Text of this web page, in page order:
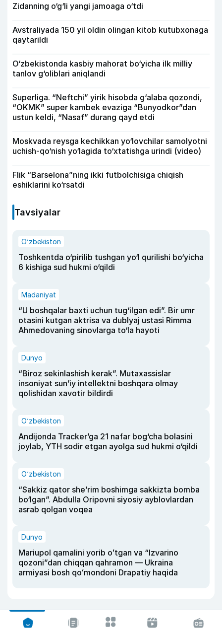
Zidanning o‘g‘li yangi jamoaga o‘tdi
Avstraliyada 150 yil oldin olingan kitob kutubxonaga
qaytarildi
O‘zbekistonda kasbiy mahorat bo‘yicha ilk milliy
tanlov g‘oliblari aniqlandi
Superliga. “Neftchi” yirik hisobda g‘alaba qozondi,
“OKMK” super kambek evaziga “Bunyodkor”dan
ustun keldi, “Nasaf” durang qayd etdi
Moskvada reysga kechikkan yo‘lovchilar samolyotni
uchish-qo‘nish yo‘lagida to‘xtatishga urindi (video)
Flik “Barselona”ning ikki futbolchisiga chiqish
eshiklarini ko‘rsatdi
Tavsiyalar
O‘zbekiston
Toshkentda o‘pirilib tushgan yo‘l qurilishi bo‘yicha
6 kishiga sud hukmi o‘qildi
Madaniyat
“U boshqalar baxti uchun tug‘ilgan edi”. Bir umr
otasini kutgan aktrisa va dublyaj ustasi Rimma
Ahmedovaning sinovlarga to‘la hayoti
Dunyo
“Biroz sekinlashish kerak”. Mutaxassislar
insoniyat sun’iy intellektni boshqara olmay
qolishidan xavotir bildirdi
O‘zbekiston
Andijonda Tracker’ga 21 nafar bog‘cha bolasini
joylab, YTH sodir etgan ayolga sud hukmi o‘qildi
O‘zbekiston
“Sakkiz qator she’rim boshimga sakkizta bomba
bo‘lgan”. Abdulla Oripovni siyosiy ayblovlardan
asrab qolgan voqea
Dunyo
Mariupol qamalini yorib oʻtgan va “Izvarino
qozoni”dan chiqqan qahramon — Ukraina
armiyasi bosh qoʻmondoni Drapatiy haqida